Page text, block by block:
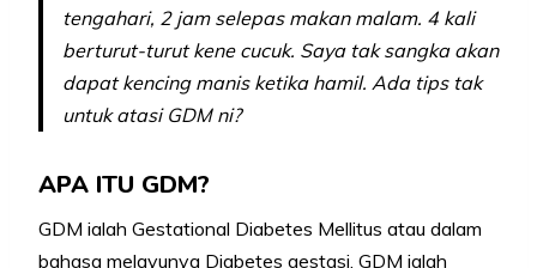
tengahari, 2 jam selepas makan malam. 4 kali
berturut-turut kene cucuk. Saya tak sangka akan
dapat kencing manis ketika hamil. Ada tips tak
untuk atasi GDM ni?
APA ITU GDM?
GDM ialah Gestational Diabetes Mellitus atau dalam
bahasa melayunya Diabetes gestasi. GDM ialah